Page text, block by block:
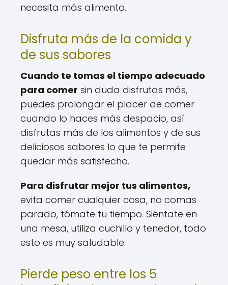
necesita más alimento.
Disfruta más de la comida y
de sus sabores
Cuando te tomas el tiempo adecuado
para comer sin duda disfrutas más,
puedes prolongar el placer de comer
cuando lo haces más despacio, así
disfrutas más de los alimentos y de sus
deliciosos sabores lo que te permite
quedar más satisfecho.
Para disfrutar mejor tus alimentos,
evita comer cualquier cosa, no comas
parado, tómate tu tiempo. Siéntate en
una mesa, utiliza cuchillo y tenedor, todo
esto es muy saludable.
Pierde peso entre los 5